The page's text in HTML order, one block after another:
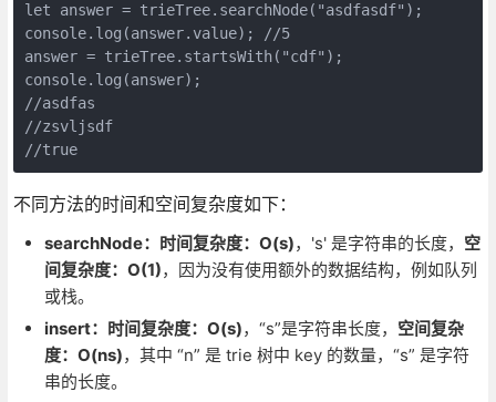
let answer = trieTree.searchNode("asdfasdf");
console.log(answer.value); //5
answer = trieTree.startsWith("cdf");
console.log(answer);
//asdfas
//zsvljsdf
//true
不同方法的时间和空间复杂度如下：
searchNode：时间复杂度：O(s)，'s' 是字符串的长度， 空
间复杂度：O(1)，因为没有使用额外的数据结构，例如队列
或栈。
insert：时间复杂度：O(s)，“s”是字符串长度， 空间复杂
度：O(ns)，其中 “n” 是 trie 树中 key 的数量，“s” 是字符
串的长度。